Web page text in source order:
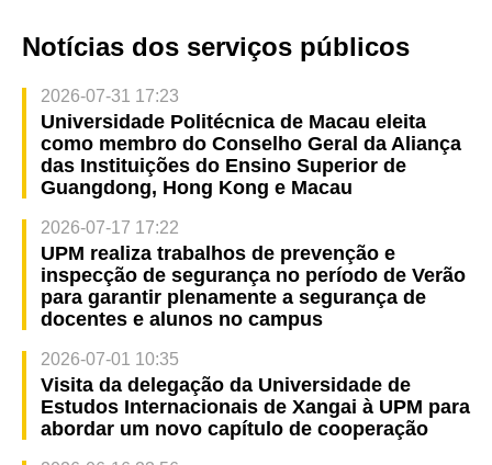
Notícias dos serviços públicos
2026-07-31 17:23
Universidade Politécnica de Macau eleita
como membro do Conselho Geral da Aliança
das Instituições do Ensino Superior de
Guangdong, Hong Kong e Macau
2026-07-17 17:22
UPM realiza trabalhos de prevenção e
inspecção de segurança no período de Verão
para garantir plenamente a segurança de
docentes e alunos no campus
2026-07-01 10:35
Visita da delegação da Universidade de
Estudos Internacionais de Xangai à UPM para
abordar um novo capítulo de cooperação